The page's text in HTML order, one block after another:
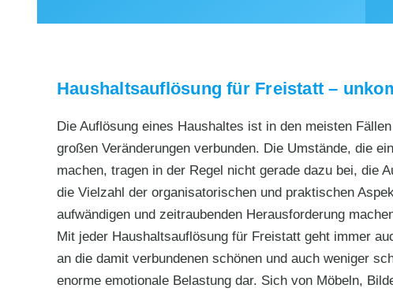
Haushaltsauflösung für Freistatt –
Die Auflösung eines Haushaltes ist in den meisten
großen Veränderungen verbunden. Die Umstände, die
machen, tragen in der Regel nicht gerade dazu bei, die
die Vielzahl der organisatorischen und praktischen
aufwändigen und zeitraubenden Herausforderung
Mit jeder Haushaltsauflösung für Freistatt geht immer
an die damit verbundenen schönen und auch weniger
enorme emotionale Belastung dar. Sich von Möbeln,